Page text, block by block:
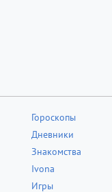
Гороскопы
Дневники
Знакомства
Ivona
Игры